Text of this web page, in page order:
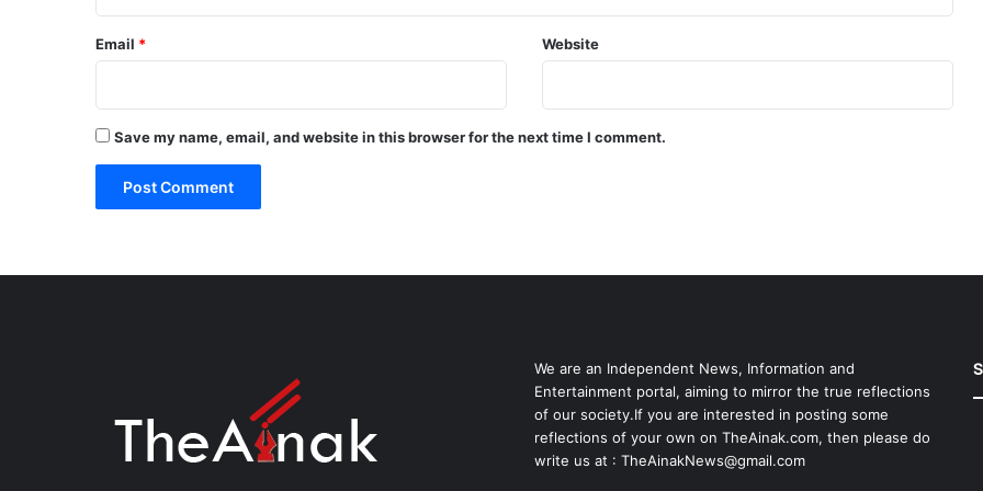
Email * Website
Save my name, email, and website in this browser for the next time I comment.
We are an Independent News, Information and
Entertainment portal, aiming to mirror the true reflections
of our society.If you are interested in posting some
reflections of your own on TheAinak.com, then please do
write us at : TheAinakNews@gmail.com